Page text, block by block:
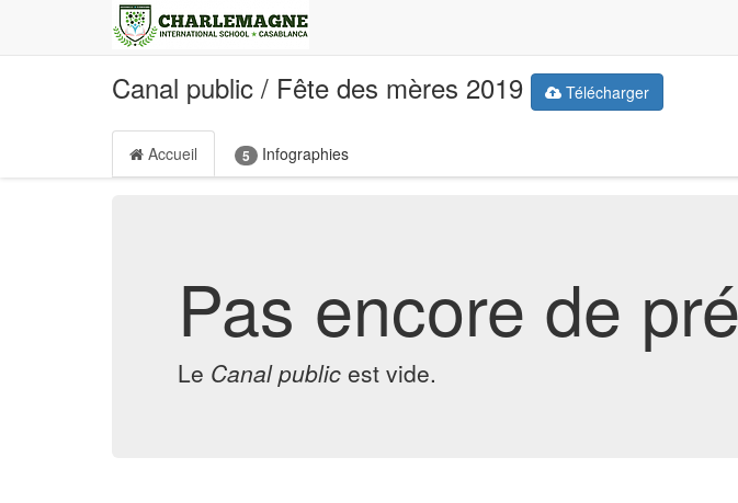
Canal public / Fête des mères 2019 Télécharger
Accueil 5 Infographies
Pas encore de
Le Canal public est vide.